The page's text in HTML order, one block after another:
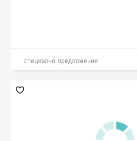
специално предложение